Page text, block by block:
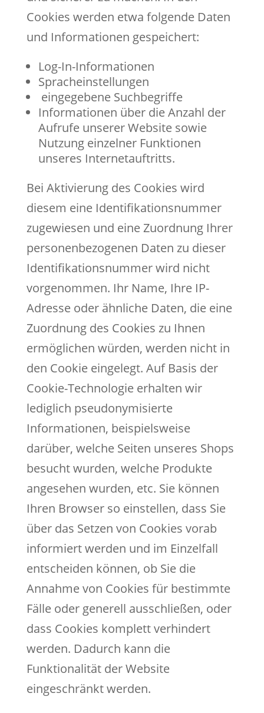
Cookies werden etwa folgende Daten
und Informationen gespeichert:
Log-In-Informationen
Spracheinstellungen
eingegebene Suchbegriffe
Informationen über die Anzahl der
Aufrufe unserer Website sowie
Nutzung einzelner Funktionen
unseres Internetauftritts.
Bei Aktivierung des Cookies wird
diesem eine Identifikationsnummer
zugewiesen und eine Zuordnung Ihrer
personenbezogenen Daten zu dieser
Identifikationsnummer wird nicht
vorgenommen. Ihr Name, Ihre IP-
Adresse oder ähnliche Daten, die eine
Zuordnung des Cookies zu Ihnen
ermöglichen würden, werden nicht in
den Cookie eingelegt. Auf Basis der
Cookie-Technologie erhalten wir
lediglich pseudonymisierte
Informationen, beispielsweise
darüber, welche Seiten unseres Shops
besucht wurden, welche Produkte
angesehen wurden, etc. Sie können
Ihren Browser so einstellen, dass Sie
über das Setzen von Cookies vorab
informiert werden und im Einzelfall
entscheiden können, ob Sie die
Annahme von Cookies für bestimmte
Fälle oder generell ausschließen, oder
dass Cookies komplett verhindert
werden. Dadurch kann die
Funktionalität der Website
eingeschränkt werden.